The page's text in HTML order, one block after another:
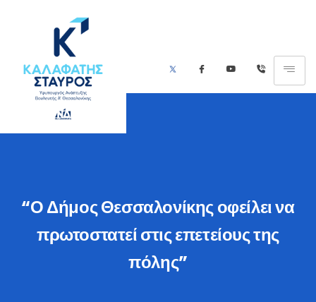
“Ο Δήμος Θεσσαλονίκης οφείλει να
πρωτοστατεί στις επετείους της
πόλης”